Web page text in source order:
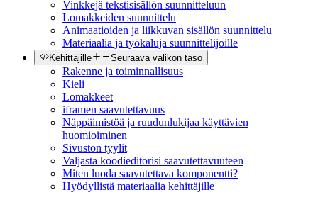
Vinkkejä tekstisisällön suunnitteluun
Lomakkeiden suunnittelu
Animaatioiden ja liikkuvan sisällön suunnittelu
Materiaalia ja työkaluja suunnittelijoille
Kehittäjille Seuraava valikon taso
Rakenne ja toiminnallisuus
Kieli
Lomakkeet
iframen saavutettavuus
Näppäimistöä ja ruudunlukijaa käyttävien
huomioiminen
Sivuston tyylit
Valjasta koodieditorisi saavutettavuuteen
Miten luoda saavutettava komponentti?
Hyödyllistä materiaalia kehittäjille